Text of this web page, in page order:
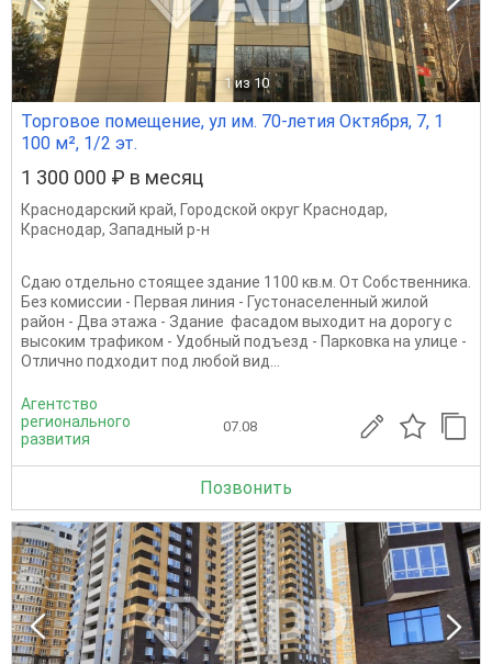
1 из 10
Торговое помещение, ул им. 70-летия Октября, 7, 1
100 м², 1/2 эт.
1 300 000 ₽ в месяц
Краснодарский край, Городской округ Краснодар,
Краснодар, Западный р-н
Сдаю отдельно стоящее здание 1100 кв.м. От Собственника.
Без комиссии - Первая линия - Густонаселенный жилой
район - Два этажа - Здание фасадом выходит на дорогу с
высоким трафиком - Удобный подъезд - Парковка на улице -
Отлично подходит под любой вид...
Агентство
регионального
развития
07.08
Позвонить